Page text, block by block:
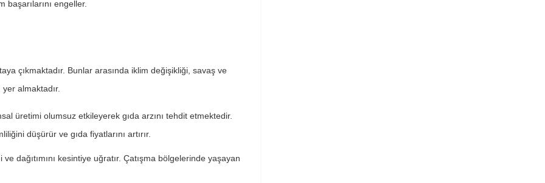
engeller.
çıkmaktadır. Bunlar arasında iklim değişikliği, savaş ve
almaktadır.
üretimi olumsuz etkileyerek gıda arzını tehdit etmektedir.
düşürür ve gıda fiyatlarını artırır.
dağıtımını kesintiye uğratır. Çatışma bölgelerinde yaşayan